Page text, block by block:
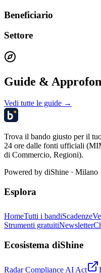
Beneficiario
Settore
Guide &
Vedi tutte le guide →
Trova il bando giusto per il
24 ore dalle fonti ufficiali
di Commercio, Regioni).
Powered by diShine · Milano
Esplora
HomeTutti i bandiScadenze
Strumenti gratuitiNewsletter
Ecosistema diShine
Radar Compliance AI Act